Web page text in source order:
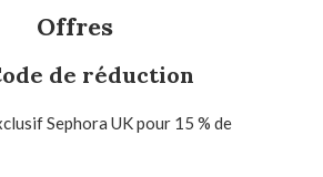
Offres
de réduction
Sephora UK pour 15 % de